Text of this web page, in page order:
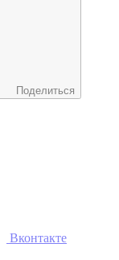
Поделиться
Вконтакте